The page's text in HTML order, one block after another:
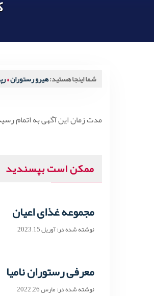
شما اینجا هستید:هیرو رستوران»
مدت زمان این آگهی به اتمام
ممکن است بپسندید
مجموعه غذای اعیان
نوشته شده در: آوریل 15, 2023
معرفی رستوران نامیا
نوشته شده در: مارس 26, 2022